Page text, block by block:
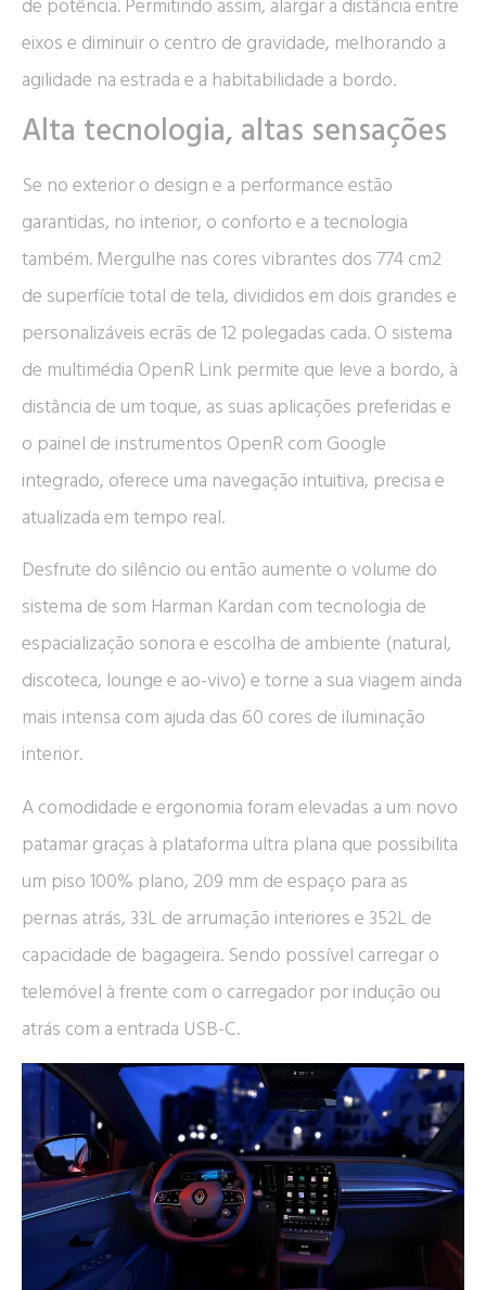
de potência. Permitindo assim, alargar a distância entre
eixos e diminuir o centro de gravidade, melhorando a
agilidade na estrada e a habitabilidade a bordo.
Alta tecnologia, altas sensações
Se no exterior o design e a performance estão
garantidas, no interior, o conforto e a tecnologia
também. Mergulhe nas cores vibrantes dos 774 cm2
de superfície total de tela, divididos em dois grandes e
personalizáveis ecrãs de 12 polegadas cada. O sistema
de multimédia OpenR Link permite que leve a bordo, à
distância de um toque, as suas aplicações preferidas e
o painel de instrumentos OpenR com Google
integrado, oferece uma navegação intuitiva, precisa e
atualizada em tempo real.
Desfrute do silêncio ou então aumente o volume do
sistema de som Harman Kardan com tecnologia de
espacialização sonora e escolha de ambiente (natural,
discoteca, lounge e ao-vivo) e torne a sua viagem ainda
mais intensa com ajuda das 60 cores de iluminação
interior.
A comodidade e ergonomia foram elevadas a um novo
patamar graças à plataforma ultra plana que possibilita
um piso 100% plano, 209 mm de espaço para as
pernas atrás, 33L de arrumação interiores e 352L de
capacidade de bagageira. Sendo possível carregar o
telemóvel à frente com o carregador por indução ou
atrás com a entrada USB-C.